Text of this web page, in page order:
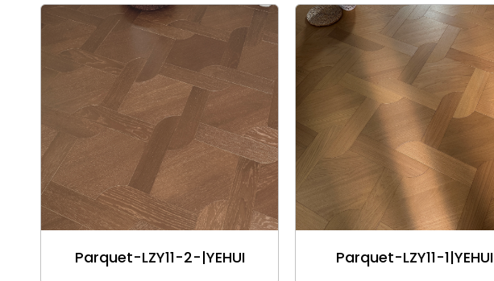
Parquet-LZY11-2-|YEHUI Parquet-LZY11-1|YEHUI